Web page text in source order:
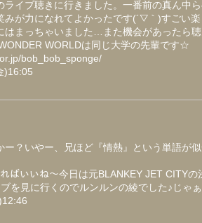
ライブ聴きに行きました。一番前の真ん中
みが力になれてよかったです(´▽｀)すごい
はまっちゃいました…また機会があったら
WORLDは同じ大学の先輩です☆
bob_bob_sponge/
)16:05
ー？いやー、兄ほど『情熱』という単語が
ばいいね～今日は元BLANKEY JET CITYの
を見に行くのでルンルンの綾でした♪じゃ